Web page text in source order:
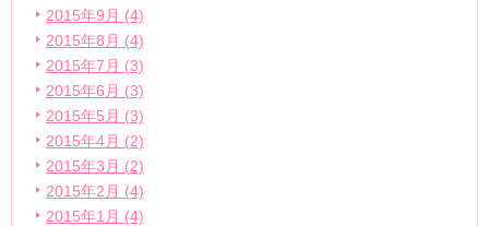
2015年9月 (4)
2015年8月 (4)
2015年7月 (3)
2015年6月 (3)
2015年5月 (3)
2015年4月 (2)
2015年3月 (2)
2015年2月 (4)
2015年1月 (4)